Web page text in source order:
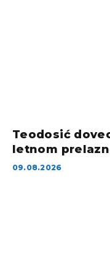
Teodosić
letnom
09.08.2026